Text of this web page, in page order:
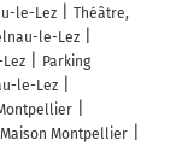
le-Lez
Théâtre,
le-Lez
Parking
le-Lez
Maison Montpellier